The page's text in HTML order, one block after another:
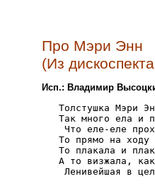
Про Мэри Энн
(Из
Исп.: Владимир
Толстушка Мэри
Так много ела и
Что еле-еле
То прямо на ходу
То плакала и
А то визжала,
Ленивейшая в